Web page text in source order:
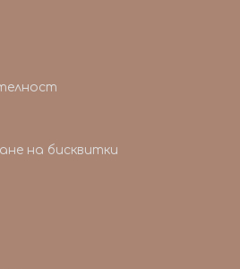
на бисквитки